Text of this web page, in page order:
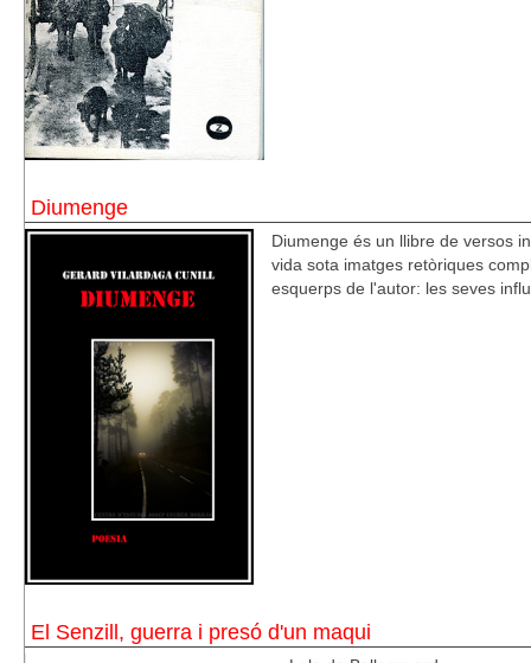
Diumenge
Diumenge és un llibre de versos
vida sota imatges retòriques
esquerps de l'autor: les seves
El Senzill, guerra i presó d'un maqui